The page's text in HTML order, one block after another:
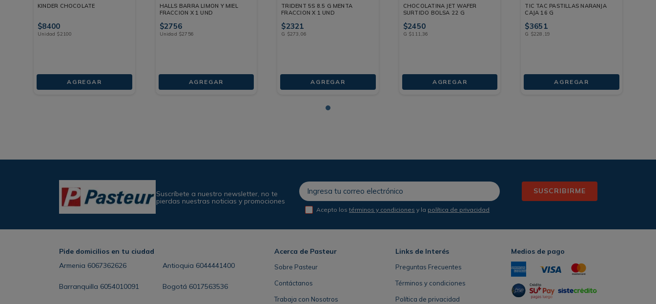
KINDER CHOCOLATE
$8400
Unidad $2100
AGREGAR
HALLS BARRA LIMON Y MIEL
FRACCION X 1 UND
$2756
Unidad $2756
AGREGAR
TRIDENT 5S 8.5 G MENTA
FRACCION X 1 UND
$2321
G $273 06
AGREGAR
CHOCOLATINA JET WAFER
SURTIDO BOLSA 22 G
$2450
G $111 36
AGREGAR
TIC TAC PASTILLAS NARANJA
CAJA 16 G
$3651
G $228 19
AGREGAR
Suscríbete a nuestro newsletter, no te
pierdas nuestras noticias y promociones
SUSCRIBIRME
Acepto lostérminos y condiciones y la política de privacidad
Pide domicilios en tu ciudad
Armenia 6067362626 Antioquia 6044441400
Barranquilla 6054010091 Bogotá 6017563536
Acerca de Pasteur
Sobre Pasteur
Contáctanos
Trabaja con Nosotros
Links de Interés
Preguntas Frecuentes
Términos y condiciones
Política de privacidad
Medios de pago